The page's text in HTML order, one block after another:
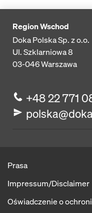
Region Wschod
Doka Polska Sp. z o.o.
Ul. Szklarniowa 8
03-046Warszawa
+48 22 771
Prasa
Impressum/Disclaimer
Oświadczenie o